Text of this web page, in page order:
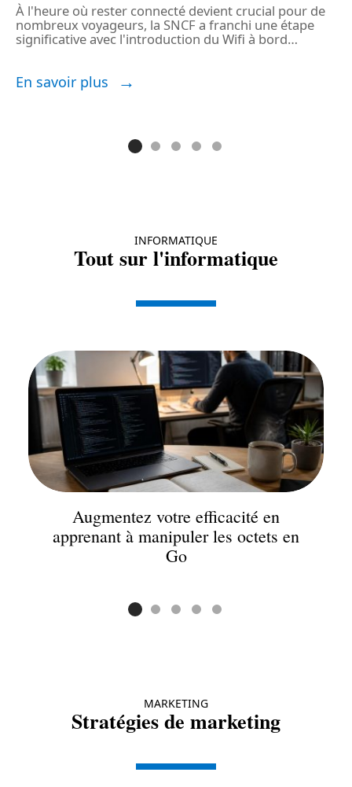
À l'heure où rester connecté devient crucial pour de
nombreux voyageurs, la SNCF a franchi une étape
significative avec l'introduction du Wifi à bord…
En savoir plus
INFORMATIQUE
Tout sur l'informatique
Augmentez votre efficacité en
apprenant à manipuler les octets en
Go
MARKETING
Stratégies de marketing